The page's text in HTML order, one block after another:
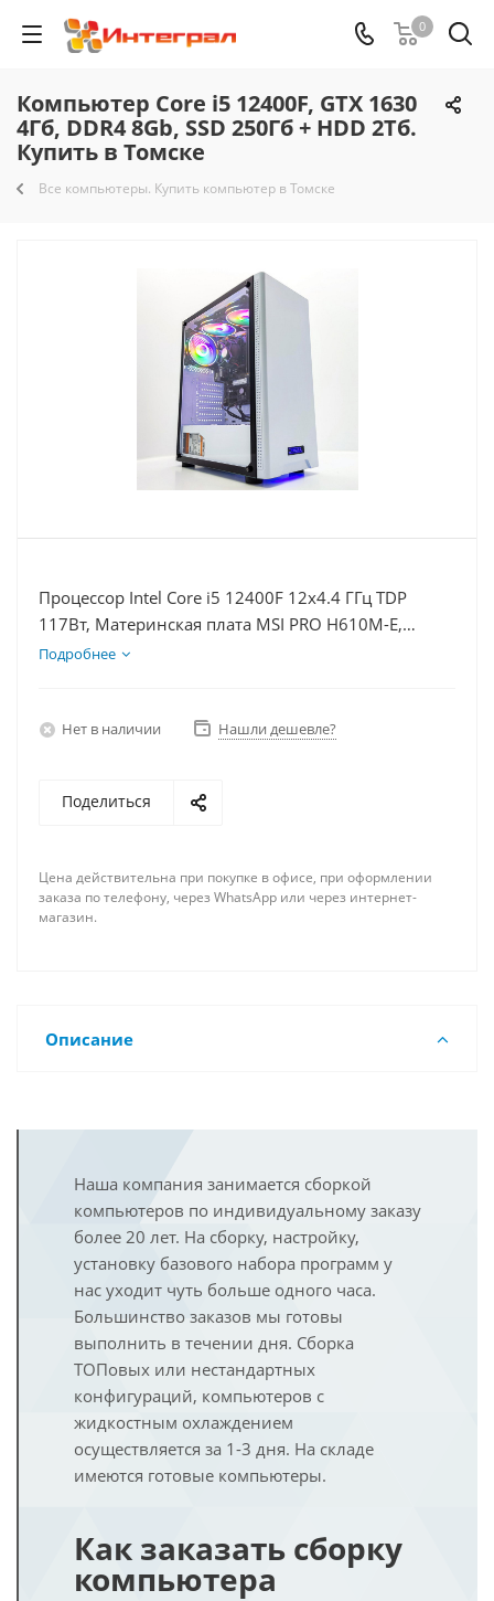
0
Компьютер Core i5 12400F, GTX 1630
4Гб, DDR4 8Gb, SSD 250Гб + HDD 2Тб.
Купить в Томске
Все компьютеры. Купить компьютер в Томске
Процессор Intel Core i5 12400F 12x4.4 ГГц TDP
117Вт, Материнская плата MSI PRO H610M-E,
Видеокарта GTX 1630 4Гб, Память DDR4 8Gb,
Подробнее
Нет в наличии Нашли дешевле?
Поделиться
Цена действительна при покупке в офисе, при оформлении
заказа по телефону, через WhatsApp или через интернет-
магазин.
Описание
Наша компания занимается сборкой
компьютеров по индивидуальному заказу
более 20 лет. На сборку, настройку,
установку базового набора программ у
нас уходит чуть больше одного часа.
Большинство заказов мы готовы
выполнить в течении дня. Сборка
ТОПовых или нестандартных
конфигураций, компьютеров с
жидкостным охлаждением
осуществляется за 1-3 дня. На складе
имеются готовые компьютеры.
Как заказать сборку
компьютера